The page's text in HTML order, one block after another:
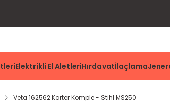
Elektrikli El AletleriHırdavatİlaçlama
Veta 162562 Karter Komple - Stihl MS250